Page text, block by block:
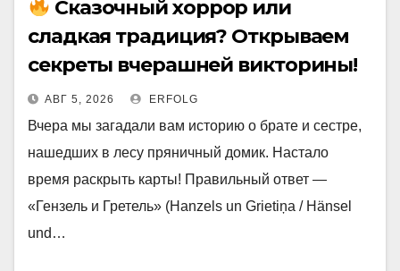
Сказочный хоррор или
сладкая традиция? Открываем
секреты вчерашней викторины!
АВГ 5, 2026 ERFOLG
Вчера мы загадали вам историю о брате и сестре,
нашедших в лесу пряничный домик. Настало
время раскрыть карты! Правильный ответ —
«Гензель и Гретель» (Hanzels un Grietiņa / Hänsel
und…